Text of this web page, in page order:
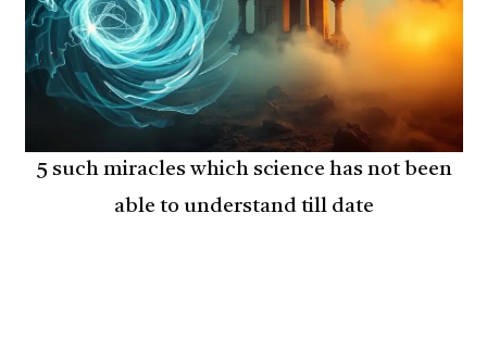
5 such miracles which science has not been
able to understand till date